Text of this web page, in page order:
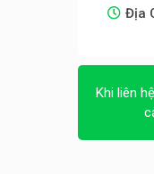
Địa
Khi liên